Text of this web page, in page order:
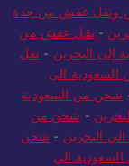
ونقل عفش من جدة
- نقل عفش من
البحرين - نقل
الى
شحن من السعودية
- شحن من
البحرين - شحن
الي